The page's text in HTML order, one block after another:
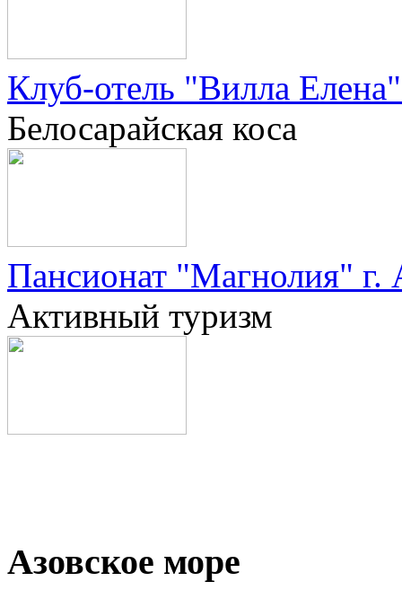
Клуб-отель "Вилла
Белосарайская коса
Пансионат "Магнолия" г.
Активный туризм
Азовское море